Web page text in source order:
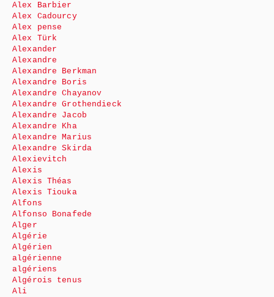
Alex Barbier
Alex Cadourcy
Alex pense
Alex Türk
Alexander
Alexandre
Alexandre Berkman
Alexandre Boris
Alexandre Chayanov
Alexandre Grothendieck
Alexandre Jacob
Alexandre Kha
Alexandre Marius
Alexandre Skirda
Alexievitch
Alexis
Alexis Théas
Alexis Tiouka
Alfons
Alfonso Bonafede
Alger
Algérie
Algérien
algérienne
algériens
Algérois tenus
Ali